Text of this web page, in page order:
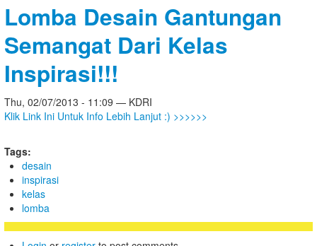
Lomba Desain Gantungan
Semangat Dari Kelas
Inspirasi!!!
Thu, 02/07/2013 - 11:09 — KDRI
Klik Link Ini Untuk Info Lebih Lanjut :) >>>>>>
Tags:
desain
inspirasi
kelas
lomba